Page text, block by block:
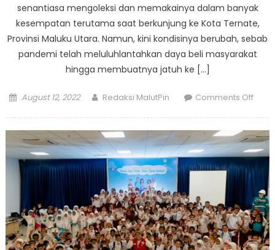
senantiasa mengoleksi dan memakainya dalam banyak
kesempatan terutama saat berkunjung ke Kota Ternate,
Provinsi Maluku Utara. Namun, kini kondisinya berubah, sebab
pandemi telah meluluhlantahkan daya beli masyarakat
hingga membuatnya jatuh ke […]
Posted
August 12, 2022 Author
Redaksi MalutPin Comments Offon
Batik
Tubo